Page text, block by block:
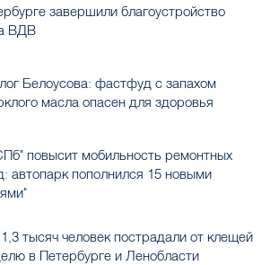
завершили благоустройство
ВДВ
Белоусова: фастфуд с запахом
масла опасен для здоровья
повысит мобильность ремонтных
автопарк пополнился 15 новыми
тысяч человек пострадали от клещей
в Петербурге и Ленобласти